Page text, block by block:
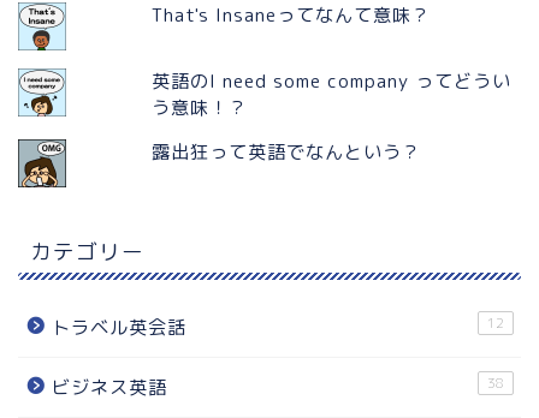
That's Insaneってなんて意味？
英語のI need some company ってどうい
う意味！？
露出狂って英語でなんという？
カテゴリー
トラベル英会話 12
ビジネス英語 38